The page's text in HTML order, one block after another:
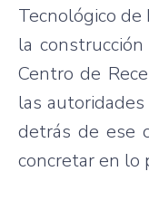
Tecnológico
la
Centro de
las
detrás de ese
concretar en lo